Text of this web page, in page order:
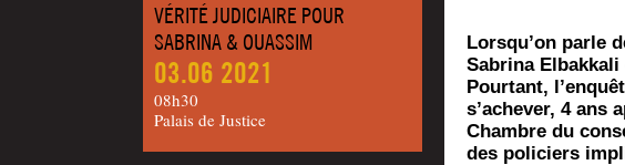
VÉRITÉ JUDICIAIRE POUR
SABRINA & OUASSIM
03.06 2021
08h30
Palais de Justice
Lorsqu’on parle
Sabri­na Elbak­ka­li
Pour­tant,
s’a­che­ver, 4 ans
Chambre du
des poli­ciers